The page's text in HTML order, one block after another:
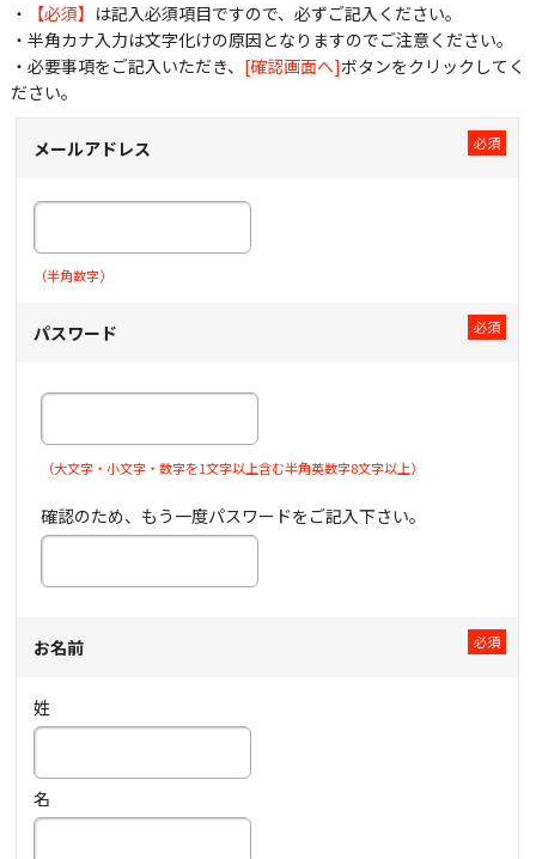
・ 【必須】 は記入必須項目ですので、必ずご記入ください。
・半角カナ入力は文字化けの原因となりますのでご注意ください。
・必要事項をご記入いただき、 [確認画面へ]ボタンをクリックしてく
ださい。
メールアドレス
（半角数字）
パスワード
（大文字・小文字・数字を1文字以上含む半角英数字8文字以上）
確認のため、もう一度パスワードをご記入下さい。
お名前
姓
名